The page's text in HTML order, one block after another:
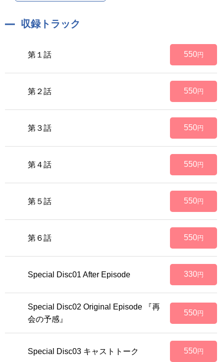
収録トラック
第１話 550円
第２話 550円
第３話 550円
第４話 550円
第５話 550円
第６話 550円
Special Disc01 After Episode 330円
Special Disc02 Original Episode 『再
会の予感』
550円
Special Disc03 キャストトーク 550円